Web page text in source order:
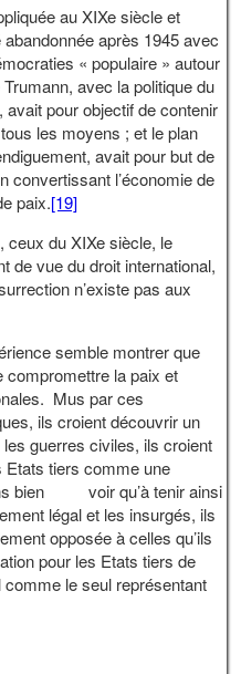
au XIXe siècle et
après 1945 avec
« populaire » autour
avec la politique du
avait pour objectif de contenir
les moyens ; et le plan
avait pour but de
convertissant l’économie de
paix.[19]
du XIXe siècle, le
de vue du droit international,
n’existe pas aux
semble montrer que
compromettre la paix et
Mus par ces
ils croient découvrir un
guerres civiles, ils croient
Etats tiers comme une
bien voir qu’à tenir ainsi
légal et les insurgés, ils
opposée à celles qu’ils
pour les Etats tiers de
le seul représentant